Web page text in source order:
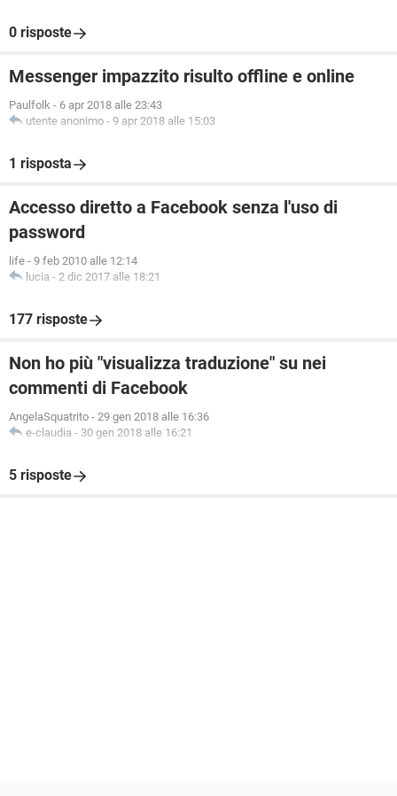
0 risposte
Messenger impazzito risulto offline e online
Paulfolk - 6 apr 2018 alle 23:43
utente anonimo - 9 apr 2018 alle 15:03
1 risposta
Accesso diretto a Facebook senza l'uso di
password
life - 9 feb 2010 alle 12:14
lucia - 2 dic 2017 alle 18:21
177 risposte
Non ho più "visualizza traduzione" su nei
commenti di Facebook
AngelaSquatrito - 29 gen 2018 alle 16:36
e-claudia - 30 gen 2018 alle 16:21
5 risposte